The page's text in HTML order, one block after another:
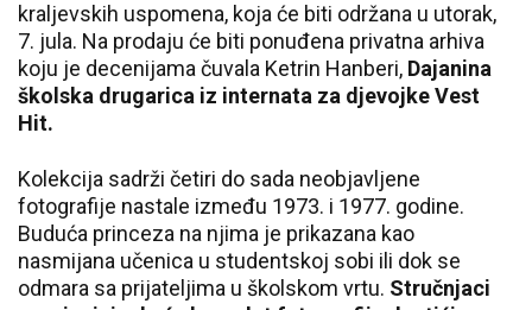
kraljevskih uspomena, koja će biti održana u utorak,
7. jula. Na prodaju će biti ponuđena privatna arhiva
koju je decenijama čuvala Ketrin Hanberi, Dajanina
školska drugarica iz internata za djevojke Vest
Hit.
Kolekcija sadrži četiri do sada neobjavljene
fotografije nastale između 1973. i 1977. godine.
Buduća princeza na njima je prikazana kao
nasmijana učenica u studentskoj sobi ili dok se
odmara sa prijateljima u školskom vrtu. Stručnjaci